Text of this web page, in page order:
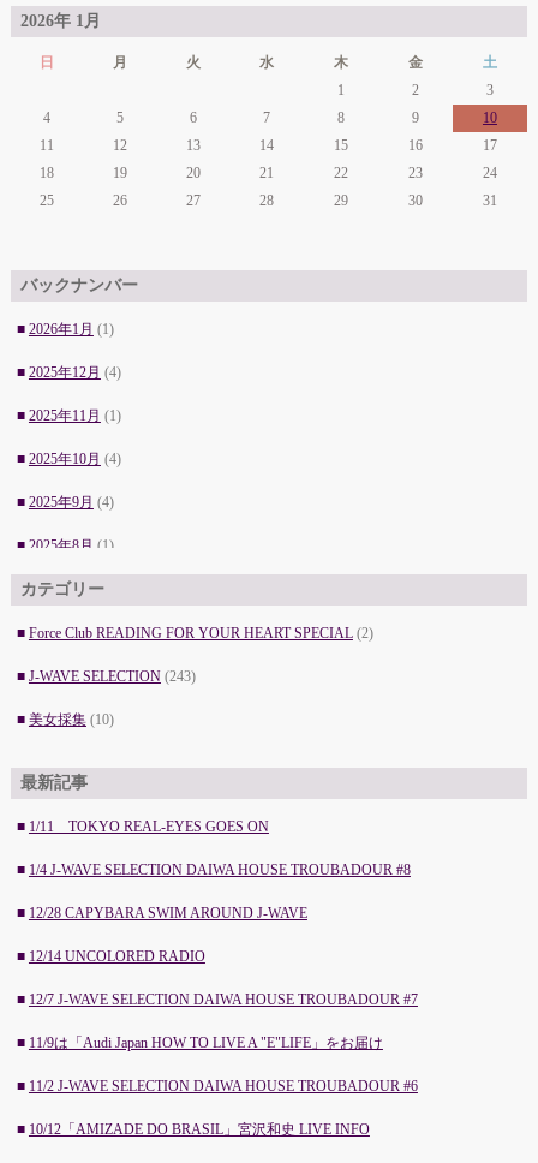
2026年 1月
日 月 火 水 木 金
土
1
2
3
4
5 6 7 8 9
10
11
12 13 14 15 16
17
18
19 20 21 22 23
24
25
26 27 28 29 30 31
バックナンバー
■ 2026年1月 (1)
■ 2025年12月 (4)
■ 2025年11月 (1)
■ 2025年10月 (4)
■ 2025年9月 (4)
■ 2025年8月 (1)
■2025年7月(4)
■ 2025年6月 (2)
■ 2025年5月(2)
■ 2025年4月(3)
カテゴリー
■ Force Club READING FOR YOUR HEART SPECIAL(2)
■ J-WAVE SELECTION(243)
■ 美女採集(10)
最新記事
■ 1/11 TOKYO REAL-EYES GOES ON
■ 1/4 J-WAVE SELECTION DAIWA HOUSE TROUBADOUR #8
■ 12/28 CAPYBARA SWIM AROUND J-WAVE
■ 12/14 UNCOLORED RADIO
■ 12/7 J-WAVE SELECTION DAIWA HOUSE TROUBADOUR #7
■ 11/9は「Audi Japan HOW TO LIVE A "E"LIFE」をお届け
■ 11/2 J-WAVE SELECTION DAIWA HOUSE TROUBADOUR #6
■ 10/12「AMIZADE DO BRASIL」宮沢和史 LIVE INFO